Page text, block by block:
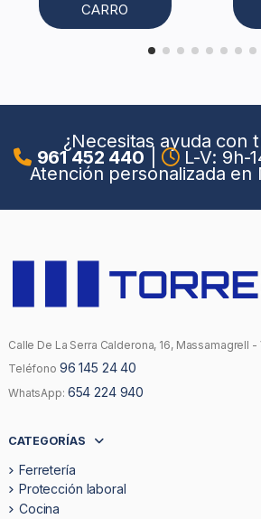
CARRO
¿Necesitas ayuda con
961 452 440 L-V: 9h-
Atención personalizada en
Calle De La Serra Calderona, 16, Massamagrell -
Teléfono 96 145 24 40
WhatsApp: 654 224 940
CATEGORÍAS
Ferretería
Protección laboral
Cocina